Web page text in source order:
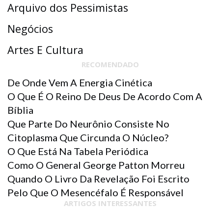
Arquivo dos Pessimistas
Negócios
Artes E Cultura
RECOMENDADO
De Onde Vem A Energia Cinética
O Que É O Reino De Deus De Acordo Com A
Bíblia
Que Parte Do Neurônio Consiste No
Citoplasma Que Circunda O Núcleo?
O Que Está Na Tabela Periódica
Como O General George Patton Morreu
Quando O Livro Da Revelação Foi Escrito
Pelo Que O Mesencéfalo É Responsável
ARTIGOS INTERESSANTES